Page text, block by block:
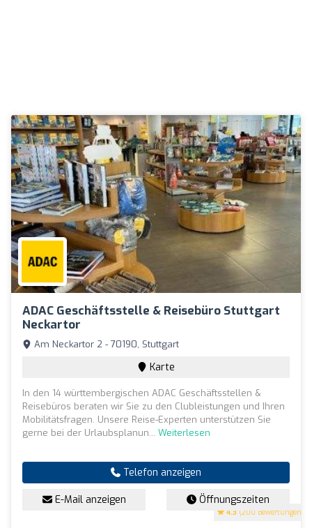
ADAC Geschäftsstelle & Reisebüro Stuttgart
Neckartor
4.3 (200 Bewertungen)
Am Neckartor 2 - 70190, Stuttgart
Karte
In den 14 württembergischen ADAC Geschäftsstellen &
Reisebüros beraten wir Sie zu den Clubleistungen und Ihren
Mobilitätsfragen. Unsere Reise-Experten unterstützen Sie
gerne bei der Urlaubsplanun... Weiterlesen
Telefon anzeigen
E-Mail anzeigen Öffnungszeiten